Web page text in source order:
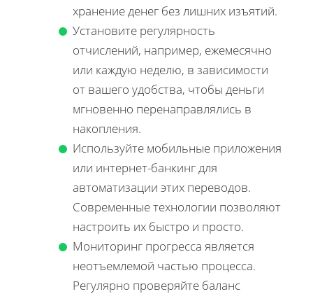
хранение денег без лишних изъятий.
Установите регулярность
отчислений, например, ежемесячно
или каждую неделю, в зависимости
от вашего удобства, чтобы деньги
мгновенно перенаправлялись в
накопления.
Используйте мобильные приложения
или интернет-банкинг для
автоматизации этих переводов.
Современные технологии позволяют
настроить их быстро и просто.
Мониторинг прогресса является
неотъемлемой частью процесса.
Регулярно проверяйте баланс